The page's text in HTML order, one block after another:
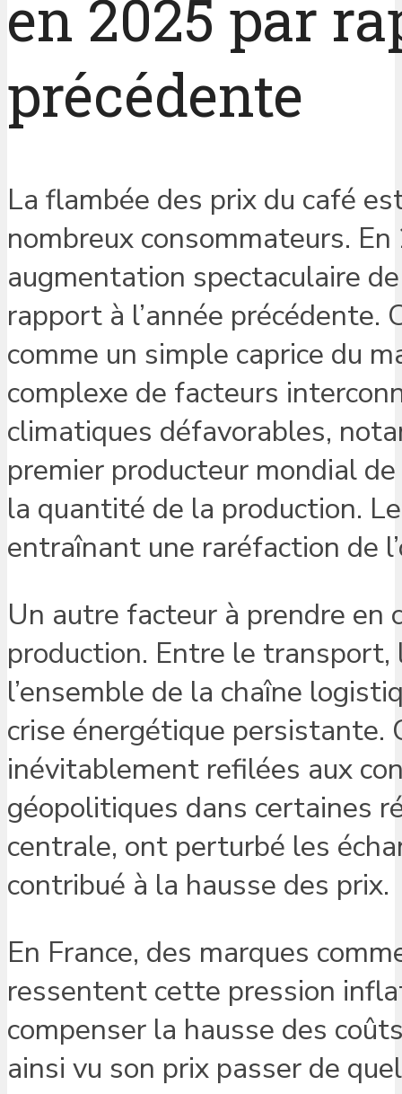
en 2025 par
précédente
La flambée des prix du café
nombreux consommateurs.
augmentation spectaculaire
rapport à l’année
comme un simple caprice du
complexe de facteurs
climatiques défavorables,
premier producteur mondial
la quantité de la production.
entraînant une raréfaction de
Un autre facteur à prendre en
production. Entre le
l’ensemble de la chaîne
crise énergétique persistante.
inévitablement refilées aux
géopolitiques dans certaines
centrale, ont perturbé les
contribué à la hausse des prix.
En France, des marques
ressentent cette pression
compenser la hausse des
ainsi vu son prix passer de